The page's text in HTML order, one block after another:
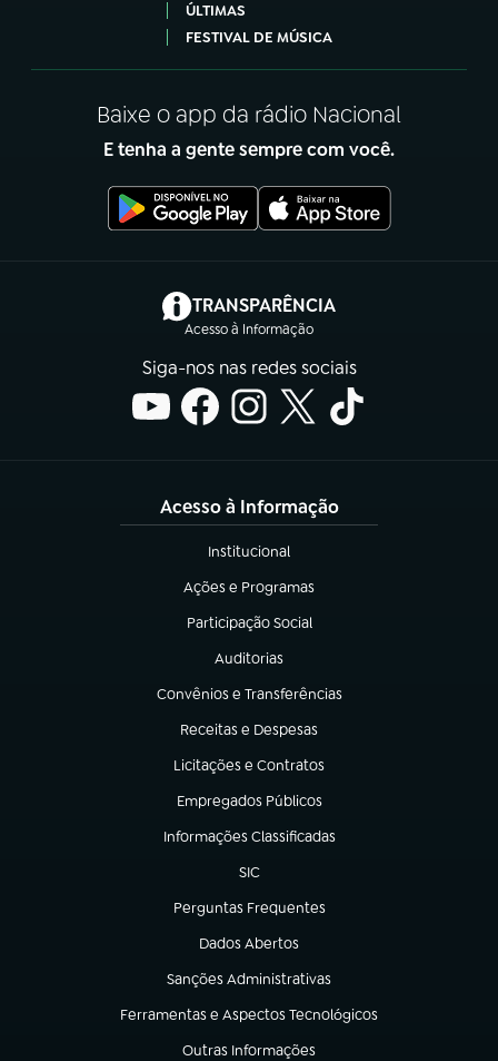
ÚLTIMAS
FESTIVAL DE MÚSICA
Baixe o app da rádio Nacional
E tenha a gente sempre com você.
TRANSPARÊNCIA
Acesso à Informação
(abre em nova aba)
Siga-nos nas redes sociais
Acesso à Informação
Institucional
(abre em nova aba)
Ações e Programas
(abre em nova aba)
Participação Social
(abre em nova aba)
Auditorias
(abre em nova aba)
Convênios e Transferências
(abre em nova aba)
Receitas e Despesas
(abre em nova aba)
Licitações e Contratos
(abre em nova aba)
Empregados Públicos
(abre em nova aba)
Informações Classificadas
(abre em nova aba)
SIC
(abre em nova aba)
Perguntas Frequentes
(abre em nova aba)
Dados Abertos
(abre em nova aba)
Sanções Administrativas
(abre em nova aba)
Ferramentas e Aspectos Tecnológicos
(abre em nova aba)
Outras Informações